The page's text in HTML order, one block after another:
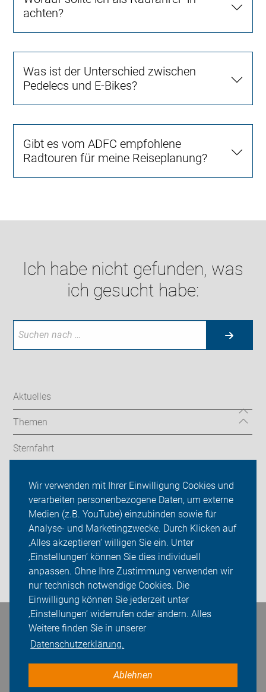
Wir verwenden mit Ihrer Einwilligung Cookies und
verarbeiten personenbezogene Daten, um externe
Medien (z.B. YouTube) einzubinden sowie für
Analyse- und Marketingzwecke. Durch Klicken auf
‚Alles akzeptieren‘ willigen Sie ein. Unter
‚Einstellungen‘ können Sie dies individuell
anpassen. Ohne Ihre Zustimmung verwenden wir
nur technisch notwendige Cookies. Die
Einwilligung können Sie jederzeit unter
‚Einstellungen‘ widerrufen oder ändern. Alles
Weitere finden Sie in unserer
Datenschutzerklärung.
Ablehnen
achten?
Was ist der Unterschied zwischen
Pedelecs und E-Bikes?
Gibt es vom ADFC empfohlene
Radtouren für meine Reiseplanung?
Ich habe nicht gefunden, was
ich gesucht habe:
Aktuelles
Themen
Sternfahrt
ADFC Berlin
Sei dabei
Presse
Login
Bleiben Sie in Kontakt